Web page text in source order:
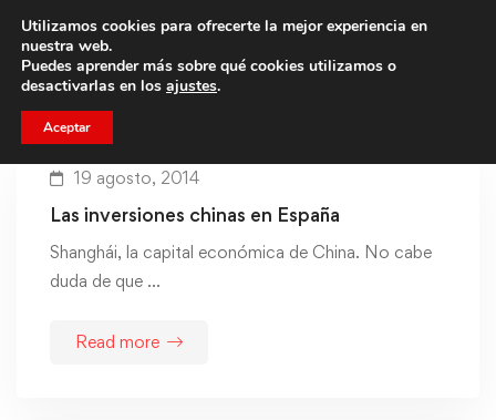
Trae a un amigo y llevaos un total de 75€ de descuento.
19 agosto, 2014
Las inversiones chinas en España
Shanghái, la capital económica de China. No cabe
duda de que …
Read more
Utilizamos cookies para ofrecerte la mejor experiencia en
nuestra web.
Puedes aprender más sobre qué cookies utilizamos o
desactivarlas en los ajustes.
Aceptar